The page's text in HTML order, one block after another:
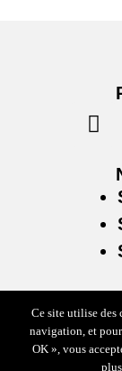
Plan du site/
Ce site utilise des
navigation, et pour
OK », vous